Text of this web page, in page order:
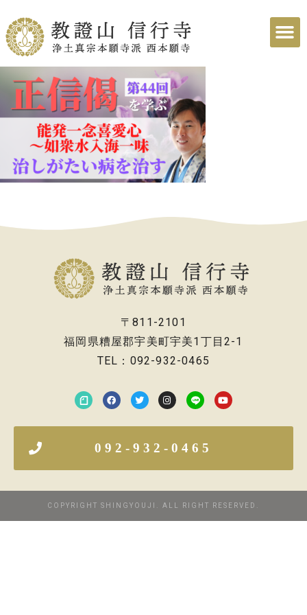
〒811-2101
福岡県糟屋郡宇美町宇美1丁目2-1
TEL：092-932-0465
092-932-0465
COPYRIGHT SHINGYOUJI. ALL RIGHT RESERVED.